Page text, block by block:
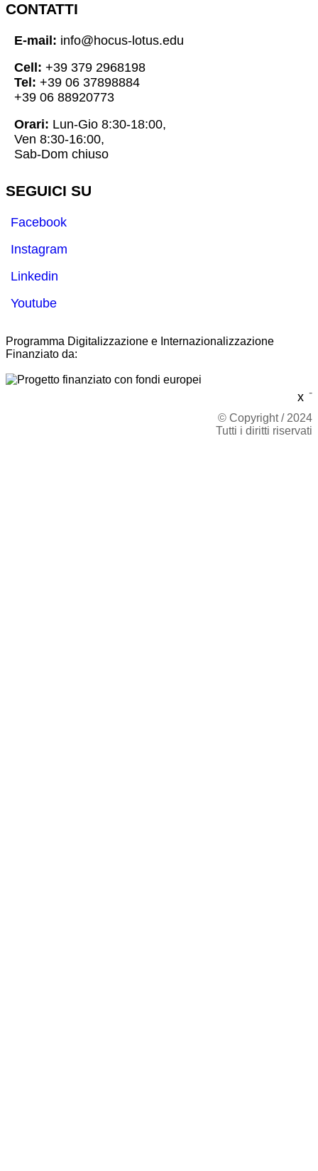
x
CONTATTI
E-mail: info@hocus-lotus.edu
Cell: +39 379 2968198
Tel: +39 06 37898884
+39 06 88920773
Orari: Lun-Gio 8:30-18:00,
Ven 8:30-16:00,
Sab-Dom chiuso
SEGUICI SU
Facebook
Instagram
Linkedin
Youtube
Programma Digitalizzazione e Internazionalizzazione
Finanziato da:
-
© Copyright / 2024
Tutti i diritti riservati